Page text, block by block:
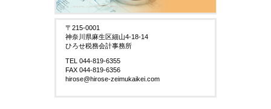
〒215-0001
神奈川県麻生区細山4-18-14
ひろせ税務会計事務所
TEL 044-819-6355
FAX 044-819-6356
hirose@hirose-zeimukaikei.com